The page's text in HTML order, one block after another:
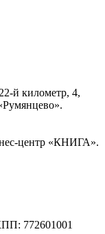
й километр, 4,
центр «КНИГА».
772601001